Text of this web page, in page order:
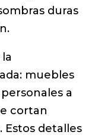
duras
muebles
a
cortan
Estos detalles